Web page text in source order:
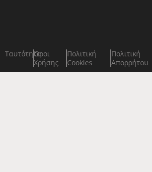
ΤαυτότηταΌροι
Χρήσης
Πολιτική
Cookies
Πολιτική
Απορρήτου